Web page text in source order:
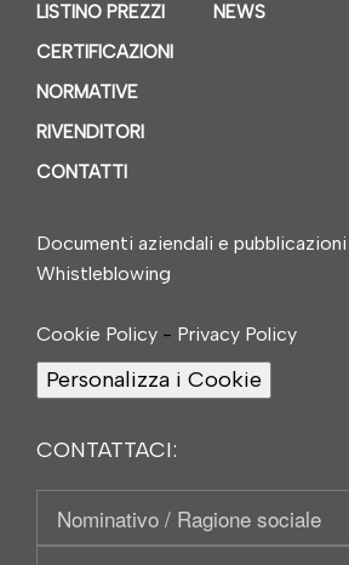
LISTINO PREZZI
NEWS
CERTIFICAZIONI
NORMATIVE
RIVENDITORI
CONTATTI
Documenti aziendali e pubblicazioni
Whistleblowing
Cookie Policy - Privacy Policy
Personalizza i Cookie
CONTATTACI: